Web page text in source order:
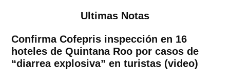
Ultimas Notas
Confirma Cofepris inspección en 16
hoteles de Quintana Roo por casos de
“diarrea explosiva” en turistas (video)